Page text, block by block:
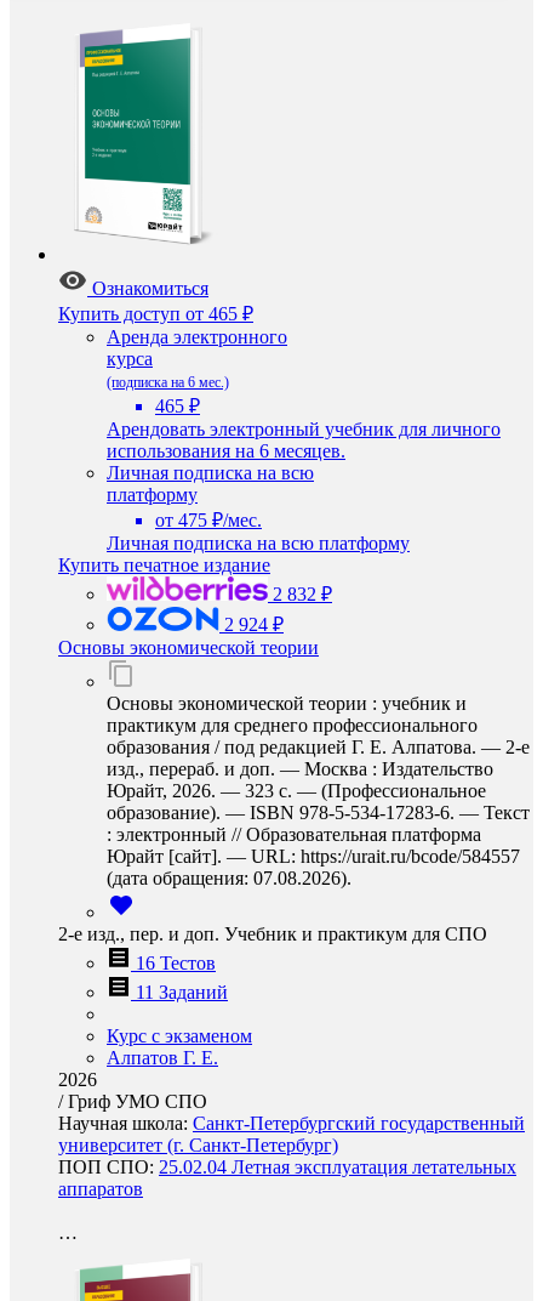
Ознакомиться
Купить доступ от 465 ₽
Аренда электронного
курса
(подписка на 6 мес.)
465 ₽
Арендовать электронный учебник для личного
использования на 6 месяцев.
Личная подписка на всю
платформу
от 475 ₽/мес.
Личная подписка на всю платформу
Купить печатное издание
2 832 ₽
2 924 ₽
Основы экономической теории
Основы экономической теории : учебник и
практикум для среднего профессионального
образования / под редакцией Г. Е. Алпатова. — 2-е
изд., перераб. и доп. — Москва : Издательство
Юрайт, 2026. — 323 с. — (Профессиональное
образование). — ISBN 978-5-534-17283-6. — Текст
: электронный // Образовательная платформа
Юрайт [сайт]. — URL: https://urait.ru/bcode/584557
(дата обращения: 07.08.2026).
2-е изд., пер. и доп. Учебник и практикум для СПО
16 Тестов
11 Заданий
Курс с экзаменом
Алпатов Г. Е.
2026
/Гриф УМО СПО
Научная школа: Санкт-Петербургский государственный
университет (г. Санкт-Петербург)
ПОП СПО: 25.02.04 Летная эксплуатация летательных
аппаратов
…